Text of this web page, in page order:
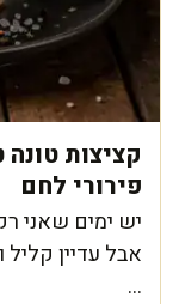
קציצות
פירורי לחם
יש ימים שאני
אבל עדיין קליל
...